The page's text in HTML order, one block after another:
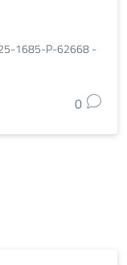
1685-P-62668 -
0